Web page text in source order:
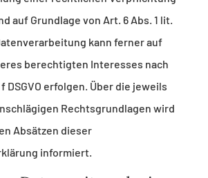
auf Grundlage von Art. 6 Abs. 1 lit.
kann ferner auf
berechtigten Interesses nach
DSGVO erfolgen. Über die jeweils
Rechtsgrundlagen wird
Absätzen dieser
informiert.